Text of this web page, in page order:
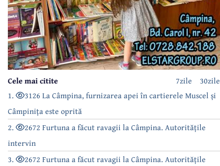
30zile
7zile
Cele mai citite
1.
3126 La Câmpina, furnizarea apei în cartierele Muscel și
Câmpinița este oprită
2.
2672 Furtuna a făcut ravagii la Câmpina. Autoritățile
intervin
3.
2672 Furtuna a făcut ravagii la Câmpina. Autoritățile